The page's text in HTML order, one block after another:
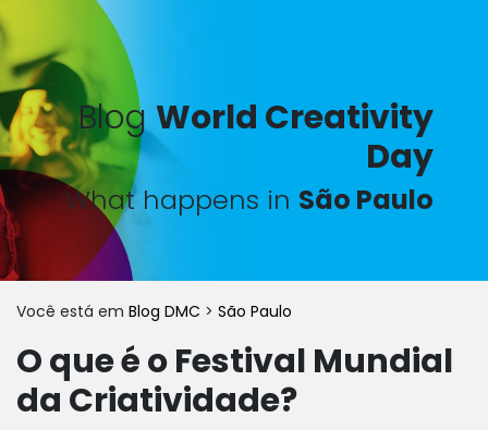
Blog World Creativity
Day
What happens in São Paulo
Você está em Blog DMC > São Paulo
O que é o Festival Mundial
da Criatividade?